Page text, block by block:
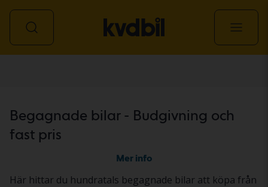
Begagnade bilar - Budgivning och
fast pris
Mer info
Här hittar du hundratals begagnade bilar att köpa från